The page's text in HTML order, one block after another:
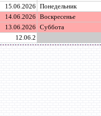
15.06.2026 Понедельник
14.06.2026 Воскресенье
13.06.2026 Суббота
12.06.2